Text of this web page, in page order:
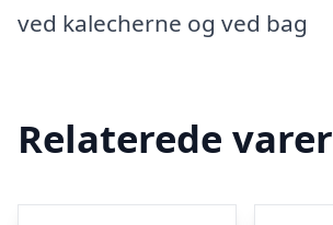
ved kalecherne og ved bag
Relaterede varer